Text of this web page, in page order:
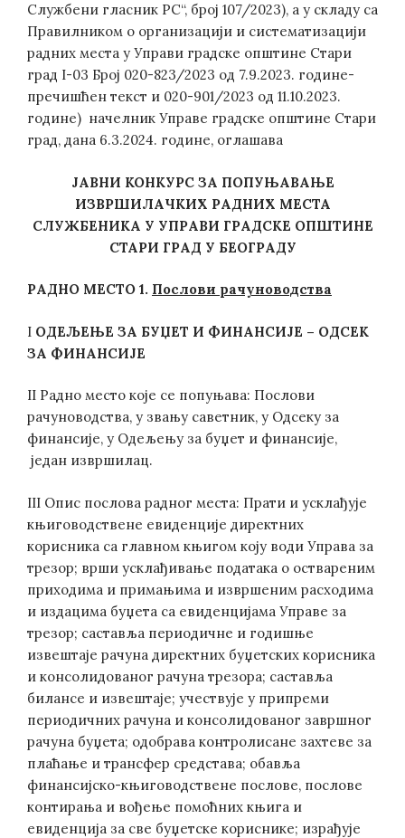
Службени гласник РС“, број 107/2023), а у складу са
Правилником о организацији и систематизацији
радних места у Управи градске општине Стари
град I-03 Број 020-823/2023 од 7.9.2023. године-
пречишћен текст и 020-901/2023 од 11.10.2023.
године) начелник Управе градске општине Стари
град, дана 6.3.2024. године, оглашава
ЈАВНИ КОНКУРС ЗА ПОПУЊАВАЊЕ
ИЗВРШИЛАЧКИХ РАДНИХ МЕСТА
СЛУЖБЕНИКА У УПРАВИ ГРАДСКЕ ОПШТИНЕ
СТАРИ ГРАД У БЕОГРАДУ
РАДНО МЕСТО 1. Послови рачуноводства
I ОДЕЉЕЊЕ ЗА БУЏЕТ И ФИНАНСИЈЕ – ОДСЕК
ЗА ФИНАНСИЈЕ
II Радно место које се попуњава: Послови
рачуноводства, у звању саветник, у Одсеку за
финансије, у Одељењу за буџет и финансије,
један извршилац.
III Опис послова радног места: Прати и усклађује
књиговодствене евиденције директних
корисника са главном књигом коју води Управа за
трезор; врши усклађивање података о оствареним
приходима и примањима и извршеним расходима
и издацима буџета са евиденцијама Управе за
трезор; саставља периодичне и годишње
извештаје рачуна директних буџетских корисника
и консолидованог рачуна трезора; саставља
билансе и извештаје; учествује у припреми
периодичних рачуна и консолидованог завршног
рачуна буџета; одобрава контролисане захтеве за
плаћање и трансфер средстава; обавља
финансијско-књиговодствене послове, послове
контирања и вођење помоћних књига и
евиденција за све буџетске кориснике; израђује